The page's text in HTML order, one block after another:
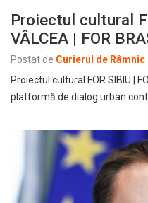
Proiectul cultural
VÂLCEA | FOR
Postat de Curierul de Râmnic
Proiectul cultural FOR SIBIU |
platformă de dialog urban